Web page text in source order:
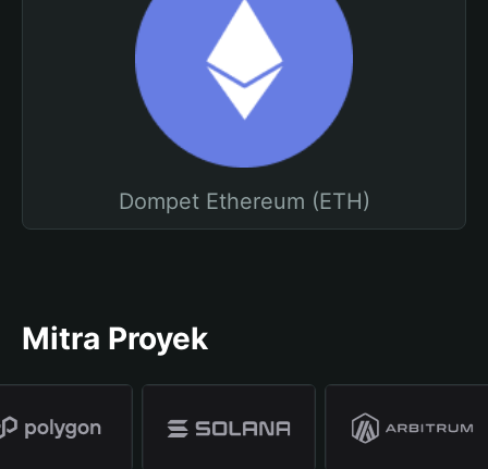
Dompet Ethereum (ETH)
Mitra Proyek